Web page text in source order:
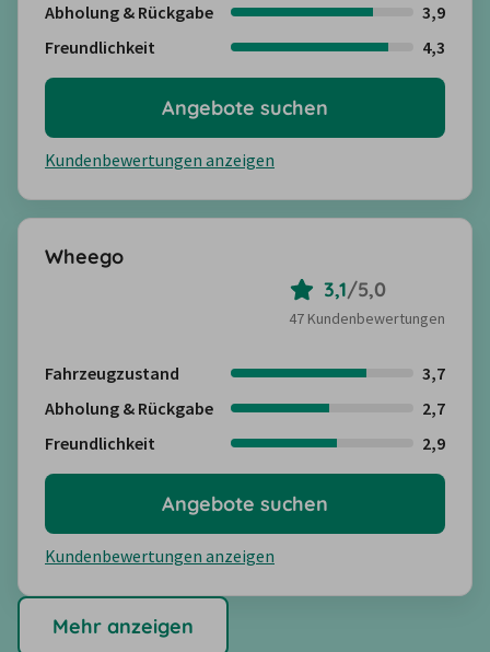
Abholung & Rückgabe
3,9
Freundlichkeit
4,3
Kundenbewertungen anzeigen
Angebote suchen
Wheego
3,1/5,0
47 Kundenbewertungen
Fahrzeugzustand
3,7
Abholung & Rückgabe
2,7
Freundlichkeit
2,9
Kundenbewertungen anzeigen
Angebote suchen
Mehr anzeigen